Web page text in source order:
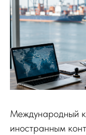
Международный
иностранным